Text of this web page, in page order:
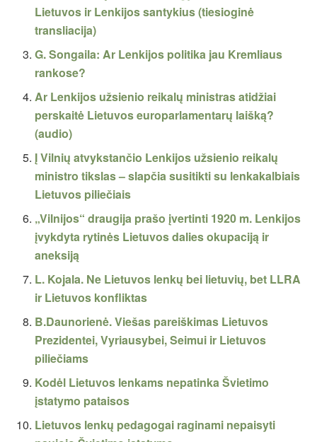
Lietuvos ir Lenkijos santykius (tiesioginė
transliacija)
G. Songaila: Ar Lenkijos politika jau Kremliaus
rankose?
Ar Lenkijos užsienio reikalų ministras atidžiai
perskaitė Lietuvos europarlamentarų laišką?
(audio)
Į Vilnių atvykstančio Lenkijos užsienio reikalų
ministro tikslas – slapčia susitikti su lenkakalbiais
Lietuvos piliečiais
„Vilnijos“ draugija prašo įvertinti 1920 m. Lenkijos
įvykdyta rytinės Lietuvos dalies okupaciją ir
aneksiją
L. Kojala. Ne Lietuvos lenkų bei lietuvių, bet LLRA
ir Lietuvos konfliktas
B.Daunorienė. Viešas pareiškimas Lietuvos
Prezidentei, Vyriausybei, Seimui ir Lietuvos
piliečiams
Kodėl Lietuvos lenkams nepatinka Švietimo
įstatymo pataisos
Lietuvos lenkų pedagogai raginami nepaisyti